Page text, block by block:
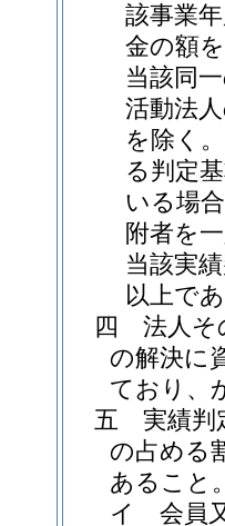
該事業
金の額
当該同
活動法
を除く
る判定
いる場
附者を
当該実
以上で
四
法人そ
の解決に
ており、
五
実績判
の占める
あること
イ
会員